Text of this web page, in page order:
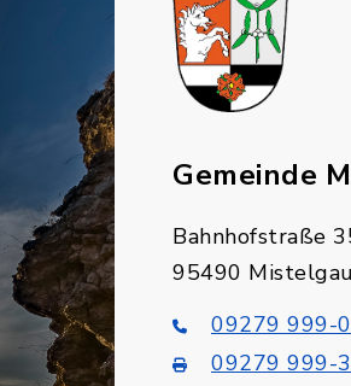
Gemeinde
Bahnhofstraße
95490 Mistelgau
09279 999-0
09279 999-